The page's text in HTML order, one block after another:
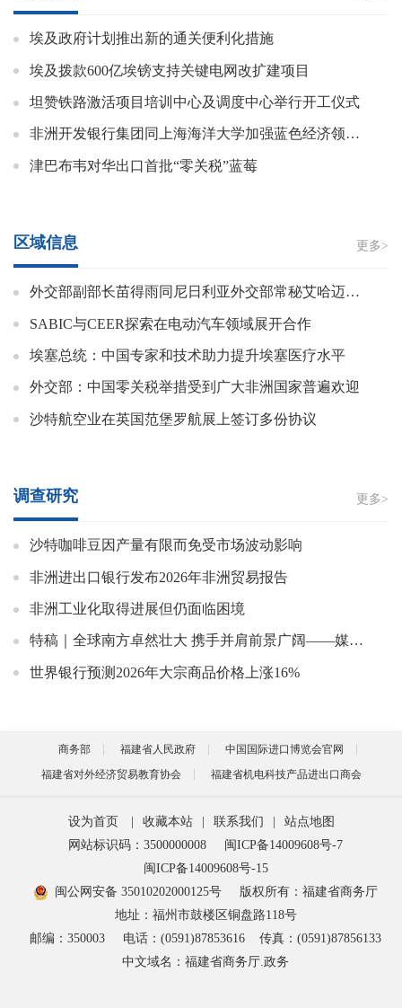
埃及政府计划推出新的通关便利化措施
埃及拨款600亿埃镑支持关键电网改扩建项目
坦赞铁路激活项目培训中心及调度中心举行开工仪式
非洲开发银行集团同上海海洋大学加强蓝色经济领域合作
津巴布韦对华出口首批“零关税”蓝莓
区域信息 更多>
外交部副部长苗得雨同尼日利亚外交部常秘艾哈迈德主持召开中尼政府间委员会政治外交分委会第二次会议
SABIC与CEER探索在电动汽车领域展开合作
埃塞总统：中国专家和技术助力提升埃塞医疗水平
外交部：中国零关税举措受到广大非洲国家普遍欢迎
沙特航空业在英国范堡罗航展上签订多份协议
调查研究 更多>
沙特咖啡豆因产量有限而免受市场波动影响
非洲进出口银行发布2026年非洲贸易报告
非洲工业化取得进展但仍面临困境
特稿｜全球南方卓然壮大 携手并肩前景广阔——媒体智库论坛助推南南合作走深走实
世界银行预测2026年大宗商品价格上涨16%
商务部 福建省人民政府
中国国际进口博览会官网
福建省对外经济贸易教育协会
福建省机电科技产品进出口商会
设为首页 收藏本站 联系我们
站点地图
网站标识码：3500000008
闽ICP备14009608号-7
闽ICP备14009608号-15
闽公网安备 35010202000125号
版权所有：福建省商务厅
地址：福州市鼓楼区铜盘路118号
邮编：350003
电话：(0591)87853616
传真：(0591)87856133
中文域名：福建省商务厅.政务